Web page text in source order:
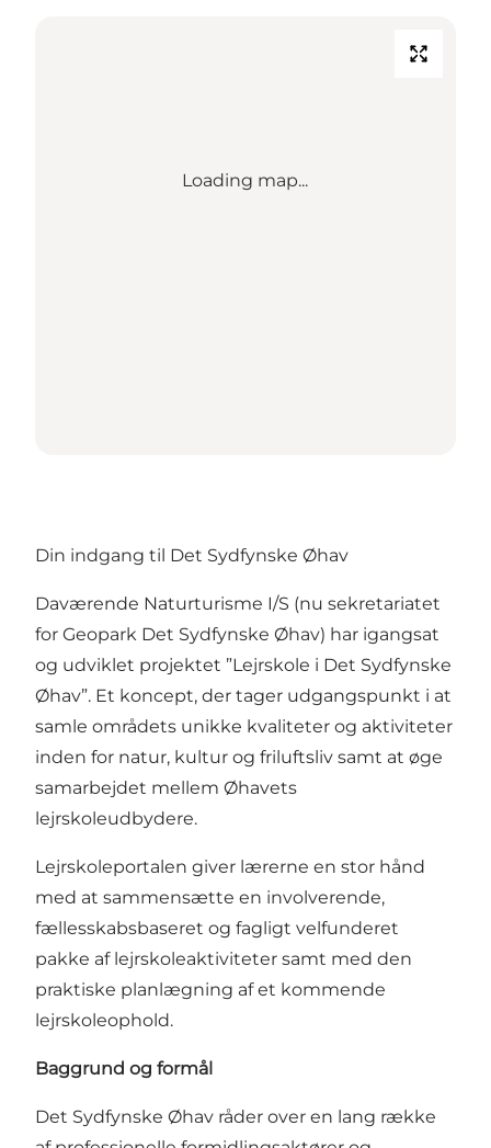
Loading map...
Din indgang til Det Sydfynske Øhav
Daværende Naturturisme I/S (nu sekretariatet
for Geopark Det Sydfynske Øhav) har igangsat
og udviklet projektet ”Lejrskole i Det Sydfynske
Øhav”. Et koncept, der tager udgangspunkt i at
samle områdets unikke kvaliteter og aktiviteter
inden for natur, kultur og friluftsliv samt at øge
samarbejdet mellem Øhavets
lejrskoleudbydere.
Lejrskoleportalen giver lærerne en stor hånd
med at sammensætte en involverende,
fællesskabsbaseret og fagligt velfunderet
pakke af lejrskoleaktiviteter samt med den
praktiske planlægning af et kommende
lejrskoleophold.
Baggrund og formål
Det Sydfynske Øhav råder over en lang række